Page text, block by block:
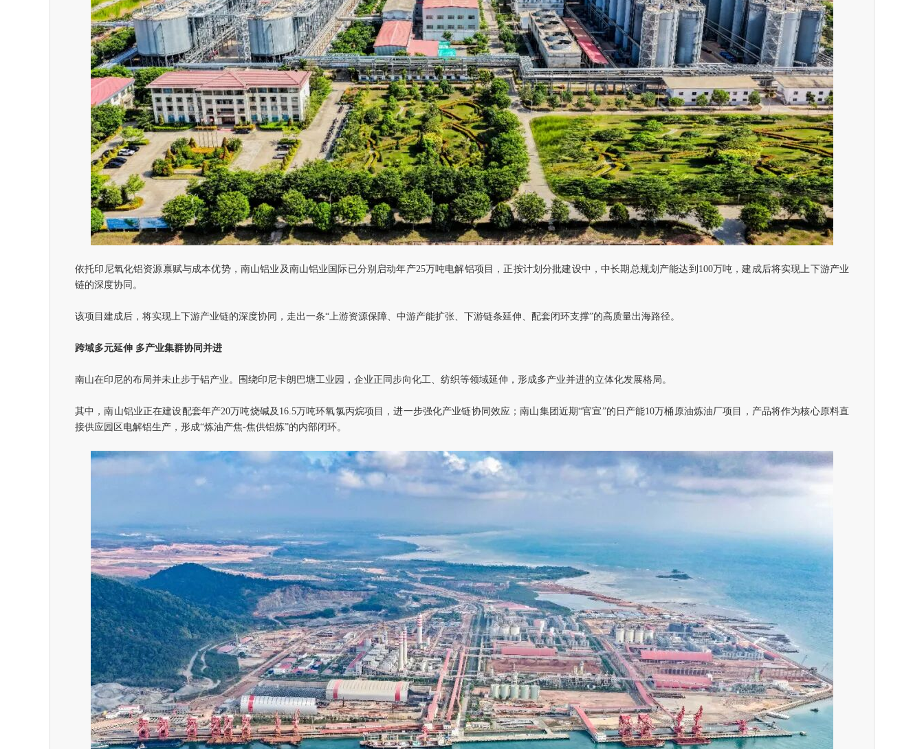
依托印尼氧化铝资源禀赋与成本优势，南山铝业及南山铝业国际已分别启动年产25万吨电解铝项目，正按计划分批建设中，中长期总规划产能达到100万吨，建成后将实现上下游产业
链的深度协同。
该项目建成后，将实现上下游产业链的深度协同，走出一条“上游资源保障、中游产能扩张、下游链条延伸、配套闭环支撑”的高质量出海路径。
跨域多元延伸 多产业集群协同并进
南山在印尼的布局并未止步于铝产业。围绕印尼卡朗巴塘工业园，企业正同步向化工、纺织等领域延伸，形成多产业并进的立体化发展格局。
其中，南山铝业正在建设配套年产20万吨烧碱及16.5万吨环氧氯丙烷项目，进一步强化产业链协同效应；南山集团近期“官宣”的日产能10万桶原油炼油厂项目，产品将作为核心原料直
接供应园区电解铝生产，形成“炼油产焦-焦供铝炼”的内部闭环。